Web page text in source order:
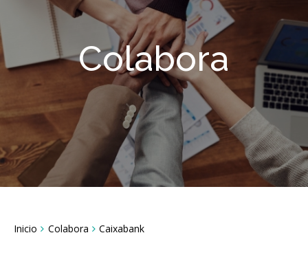
Colabora
Breadcrumbs
You
Inicio Colabora Caixabank